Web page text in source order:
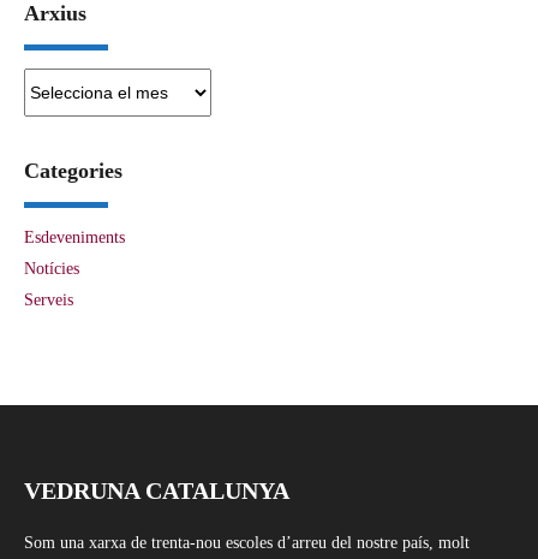
Arxius
Categories
Esdeveniments
Notícies
Serveis
VEDRUNA CATALUNYA
Som una xarxa de trenta-nou escoles d’arreu del nostre país, molt